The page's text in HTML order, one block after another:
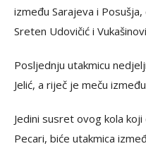
između Sarajeva i
Sreten Udovičić i
Posljednju utakmicu
Jelić, a riječ je meču
Jedini susret ovog kola
Pecari, biće utakmica